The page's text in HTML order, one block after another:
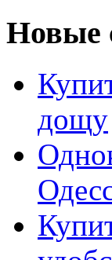
Новые
дощу